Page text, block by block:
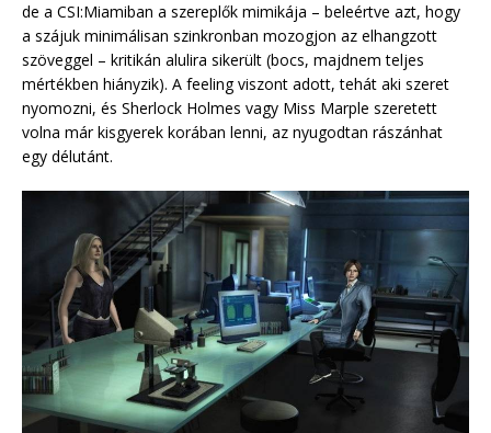
de a CSI:Miamiban a szereplők mimikája – beleértve azt, hogy
a szájuk minimálisan szinkronban mozogjon az elhangzott
szöveggel – kritikán alulira sikerült (bocs, majdnem teljes
mértékben hiányzik). A feeling viszont adott, tehát aki szeret
nyomozni, és Sherlock Holmes vagy Miss Marple szeretett
volna már kisgyerek korában lenni, az nyugodtan rászánhat
egy délutánt.